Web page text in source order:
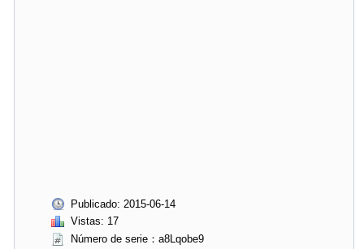
Publicado: 2015-06-14
Vistas: 17
Número de serie：a8Lqobe9